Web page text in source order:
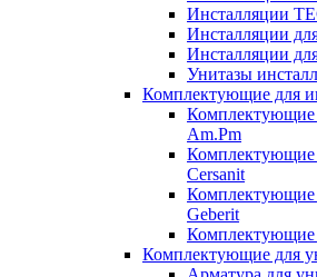
Инсталляции
Инсталляции
Инсталляции
Унитазы
Комплектующие для
Комплектующие
Am.Pm
Комплектующие
Cersanit
Комплектующие
Geberit
Комплектующие
Комплектующие для